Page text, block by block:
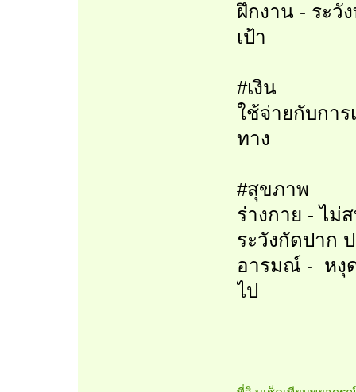
ฝึกงาน - ระวั
เป้า
#เงิน
ใช้จ่ายกับการ
ทาง
#สุขภาพ
ร่างกาย - ไม่
ระวังกัดปาก
อารมณ์ - หงุ
ไป